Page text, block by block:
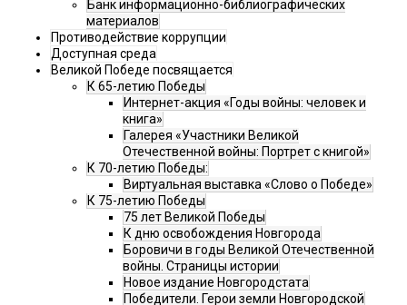
Банк информационно-библиографических
материалов
Противодействие коррупции
Доступная среда
Великой Победе посвящается
К 65-летию Победы
Интернет-акция «Годы войны: человек и
книга»
Галерея «Участники Великой
Отечественной войны: Портрет с книгой»
К 70-летию Победы:
Виртуальная выставка «Слово о Победе»
К 75-летию Победы
75 лет Великой Победы
К дню освобождения Новгорода
Боровичи в годы Великой Отечественной
войны. Страницы истории
Новое издание Новгородстата
Победители. Герои земли Новгородской